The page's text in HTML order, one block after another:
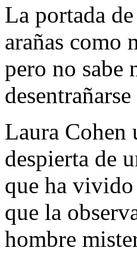
La portada
arañas como
pero no sabe
Laura Cohen
despierta de
que ha
que la
hombre